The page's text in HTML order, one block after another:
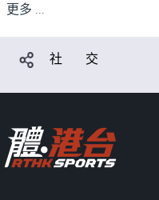
更多 ...
社 交